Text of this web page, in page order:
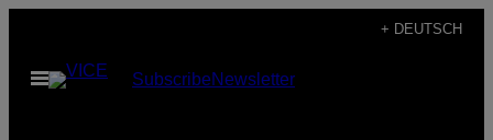
content
+ DEUTSCH
Open
Menu
SubscribeNewsletter